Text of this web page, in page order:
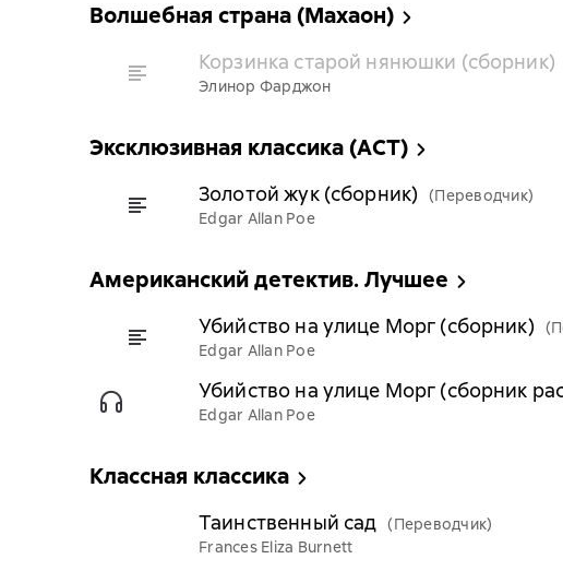
Волшебная страна (Махаон)
Корзинка старой нянюшки (сборник)
Элинор Фарджон
Эксклюзивная классика (АСТ)
Золотой жук (сборник) (Переводчик)
Edgar Allan Poe
Американский детектив. Лучшее
Убийство на улице Морг (сборник)
Edgar Allan Poe
Убийство на улице Морг (сборник
Edgar Allan Poe
Классная классика
Таинственный сад (Переводчик)
Frances Eliza Burnett